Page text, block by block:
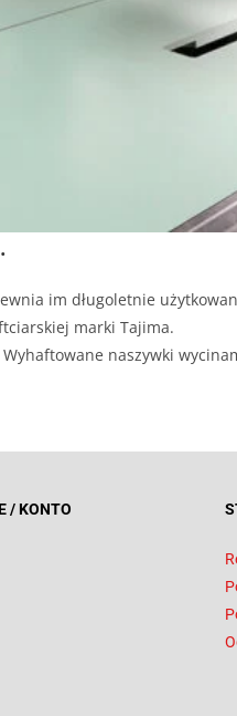
im długoletnie
marki Tajima.
naszywki
/ KONTO